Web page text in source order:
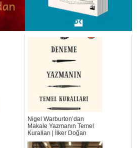
Nigel Warburton’dan
Makale Yazmanın Temel
Kuralları | İlker Doğan